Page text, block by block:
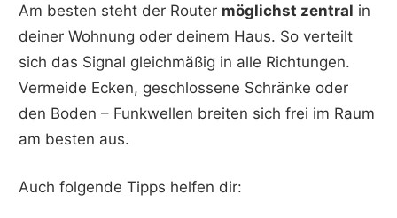
Am besten steht der Router möglichst zentral in
deiner Wohnung oder deinem Haus. So verteilt
sich das Signal gleichmäßig in alle Richtungen.
Vermeide Ecken, geschlossene Schränke oder
den Boden – Funkwellen breiten sich frei im Raum
am besten aus.
Auch folgende Tipps helfen dir: